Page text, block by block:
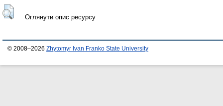
Оглянути опис ресурсу
© 2008–2026 Zhytomyr Ivan Franko State University